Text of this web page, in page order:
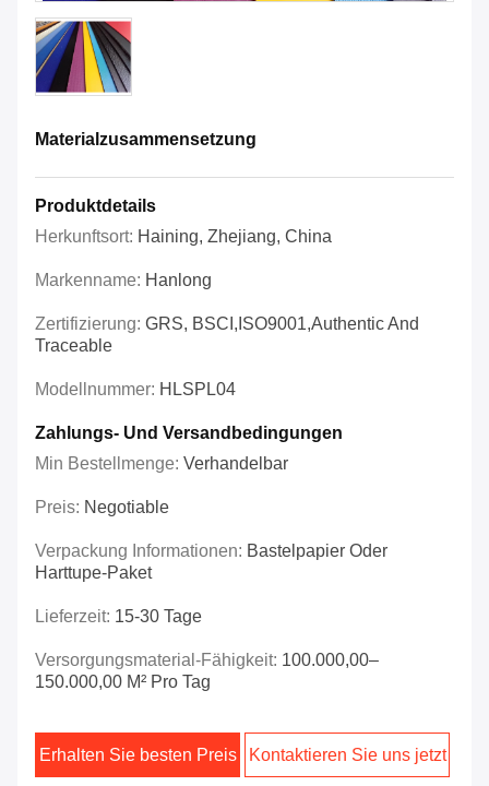
Materialzusammensetzung
Produktdetails
Herkunftsort: Haining, Zhejiang, China
Markenname: Hanlong
Zertifizierung: GRS, BSCI,ISO9001,Authentic And
Traceable
Modellnummer: HLSPL04
Zahlungs- Und Versandbedingungen
Min Bestellmenge: Verhandelbar
Preis: Negotiable
Verpackung Informationen: Bastelpapier Oder
Harttupe-Paket
Lieferzeit: 15-30 Tage
Versorgungsmaterial-Fähigkeit: 100.000,00–
150.000,00 M² Pro Tag
Erhalten Sie besten Preis Kontaktieren Sie uns jetzt